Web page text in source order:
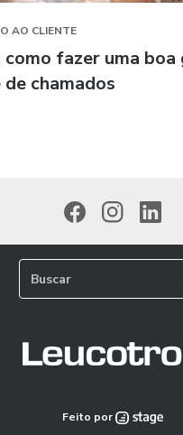
AO CLIENTE
fazer uma boa
chamados
Feito por